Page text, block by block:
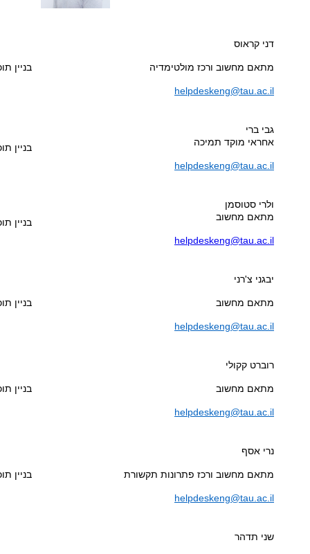
דני קראוס
מתאם מחשוב ורכז מולטימדיה
helpdeskeng@tau.ac.il
בניין
גבי ברי
אחראי מוקד תמיכה
helpdeskeng@tau.ac.il
בניין
ולרי סטוסמן
מתאם מחשוב
helpdeskeng@tau.ac.il
בניין
יבגני צ'רני
מתאם מחשוב
helpdeskeng@tau.ac.il
בניין
רוברט קקולי
מתאם מחשוב
helpdeskeng@tau.ac.il
בניין
נרי אסף
מתאם מחשוב ורכז פתרונות תקשורת
helpdeskeng@tau.ac.il
בניין
שני תדהר